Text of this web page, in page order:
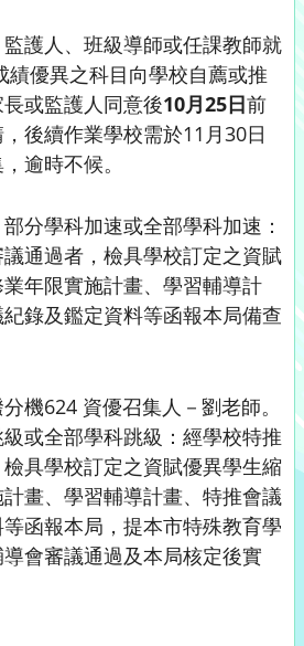
護人、班級導師或任課教師就
績優異之科目向學校自薦或推
或監護人同意後10月25日前
後續作業學校需於11月30日
逾時不候。
分學科加速或全部學科加速：
通過者，檢具學校訂定之資賦
年限實施計畫、學習輔導計
錄及鑑定資料等函報本局備查
機624 資優召集人－劉老師。
或全部學科跳級：經學校特推
具學校訂定之資賦優異學生縮
畫、學習輔導計畫、特推會議
函報本局，提本市特殊教育學
會審議通過及本局核定後實